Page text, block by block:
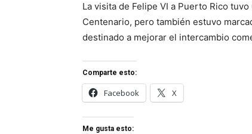
La visita de Felipe VI a Puerto Rico
Centenario, pero también estuvo
destinado a mejorar el intercambio
Comparte esto:
Facebook X
Me gusta esto: